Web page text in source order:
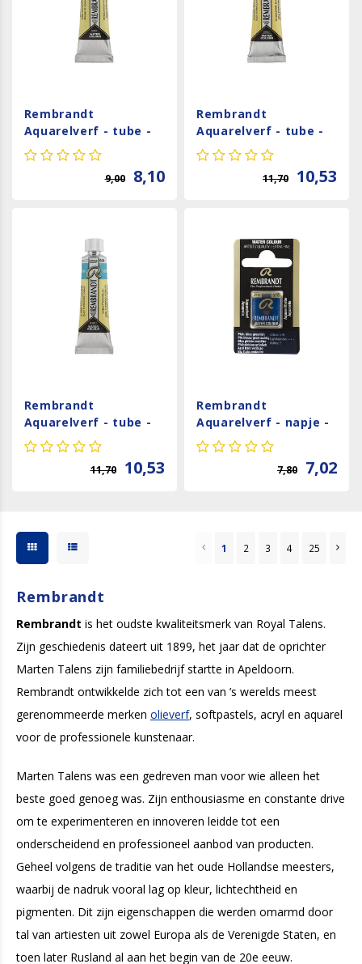
Rembrandt
Aquarelverf - tube -
Venetiaansrood 349
9,00 8,10
Rembrandt
Aquarelverf - tube -
Sprankel Blauw 865
11,70 10,53
Rembrandt
Aquarelverf - tube -
Kobalt-Turkooisblauw
586
11,70 10,53
Rembrandt
Aquarelverf - napje -
Phtaloblauw
Groenachtig 576
7,80 7,02
1 2 3 4 25
Rembrandt
Rembrandt is het oudste kwaliteitsmerk van Royal Talens.
Zijn geschiedenis dateert uit 1899, het jaar dat de oprichter
Marten Talens zijn familiebedrijf startte in Apeldoorn.
Rembrandt ontwikkelde zich tot een van ’s werelds meest
gerenommeerde merken olieverf, softpastels, acryl en aquarel
voor de professionele kunstenaar.
Marten Talens was een gedreven man voor wie alleen het
beste goed genoeg was. Zijn enthousiasme en constante drive
om te experimenteren en innoveren leidde tot een
onderscheidend en professioneel aanbod van producten.
Geheel volgens de traditie van het oude Hollandse meesters,
waarbij de nadruk vooral lag op kleur, lichtechtheid en
pigmenten. Dit zijn eigenschappen die werden omarmd door
tal van artiesten uit zowel Europa als de Verenigde Staten, en
toen later Rusland al aan het begin van de 20e eeuw.